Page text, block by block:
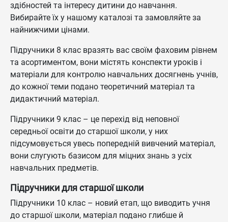
здібностей та інтересу дитини до навчання.
Вибирайте їх у нашому каталозі та замовляйте за
найнижчими цінами.
Підручники 8 клас вразять вас своїм фаховим рівнем
та асортиментом, вони містять конспекти уроків і
матеріали для контролю навчальних досягнень учнів,
до кожної теми подано теоретичний матеріал та
дидактичний матеріал.
Підручники 9 клас – це перехід від неповної
середньої освіти до старшої школи, у них
підсумовується увесь попередній вивчений матеріал,
вони слугують базисом для міцних знань з усіх
навчальних предметів.
Підручники для старшої школи
Підручники 10 клас – новий етап, що виводить учня
до старшої школи, матеріал подано глибше й